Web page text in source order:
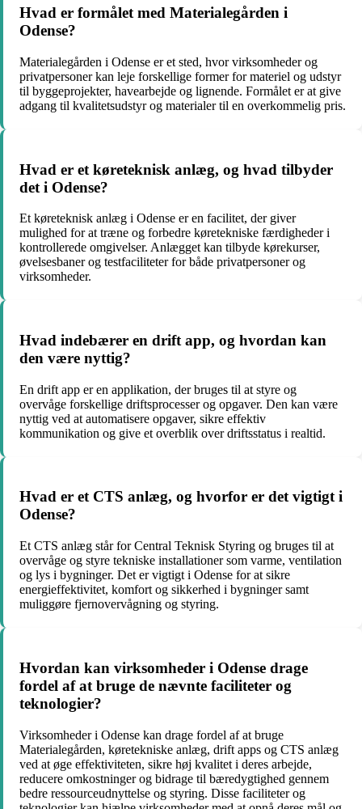
Hvad er formålet med Materialegården i
Odense?
Materialegården i Odense er et sted, hvor virksomheder og
privatpersoner kan leje forskellige former for materiel og udstyr
til byggeprojekter, havearbejde og lignende. Formålet er at give
adgang til kvalitetsudstyr og materialer til en overkommelig pris.
Hvad er et køreteknisk anlæg, og hvad tilbyder
det i Odense?
Et køreteknisk anlæg i Odense er en facilitet, der giver
mulighed for at træne og forbedre køretekniske færdigheder i
kontrollerede omgivelser. Anlægget kan tilbyde kørekurser,
øvelsesbaner og testfaciliteter for både privatpersoner og
virksomheder.
Hvad indebærer en drift app, og hvordan kan
den være nyttig?
En drift app er en applikation, der bruges til at styre og
overvåge forskellige driftsprocesser og opgaver. Den kan være
nyttig ved at automatisere opgaver, sikre effektiv
kommunikation og give et overblik over driftsstatus i realtid.
Hvad er et CTS anlæg, og hvorfor er det vigtigt i
Odense?
Et CTS anlæg står for Central Teknisk Styring og bruges til at
overvåge og styre tekniske installationer som varme, ventilation
og lys i bygninger. Det er vigtigt i Odense for at sikre
energieffektivitet, komfort og sikkerhed i bygninger samt
muliggøre fjernovervågning og styring.
Hvordan kan virksomheder i Odense drage
fordel af at bruge de nævnte faciliteter og
teknologier?
Virksomheder i Odense kan drage fordel af at bruge
Materialegården, køretekniske anlæg, drift apps og CTS anlæg
ved at øge effektiviteten, sikre høj kvalitet i deres arbejde,
reducere omkostninger og bidrage til bæredygtighed gennem
bedre ressourceudnyttelse og styring. Disse faciliteter og